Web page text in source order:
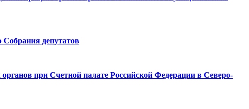
Собрания депутатов
при Счетной палате Российской Федерации в Северо-